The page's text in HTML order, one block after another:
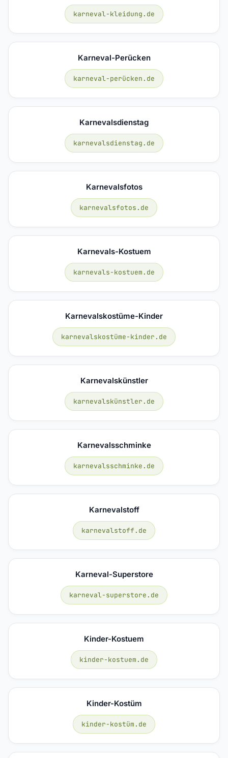
karneval-kleidung.de
Karneval-Perücken
karneval-perücken.de
Karnevalsdienstag
karnevalsdienstag.de
Karnevalsfotos
karnevalsfotos.de
Karnevals-Kostuem
karnevals-kostuem.de
Karnevalskostüme-Kinder
karnevalskostüme-kinder.de
Karnevalskünstler
karnevalskünstler.de
Karnevalsschminke
karnevalsschminke.de
Karnevalstoff
karnevalstoff.de
Karneval-Superstore
karneval-superstore.de
Kinder-Kostuem
kinder-kostuem.de
Kinder-Kostüm
kinder-kostüm.de